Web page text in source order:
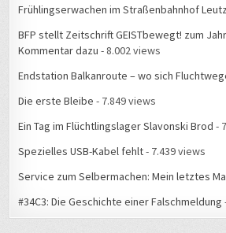
Frühlingserwachen im Straßenbahnhof
BFP stellt Zeitschrift GEISTbewegt! zum
Kommentar dazu - 8.002 views
Endstation Balkanroute – wo sich
Die erste Bleibe - 7.849 views
Ein Tag im Flüchtlingslager Slavonski Brod -
Spezielles USB-Kabel fehlt- 7.439 views
Service zum Selbermachen: Mein letztes
#34C3: Die Geschichte einer Falschmeldung